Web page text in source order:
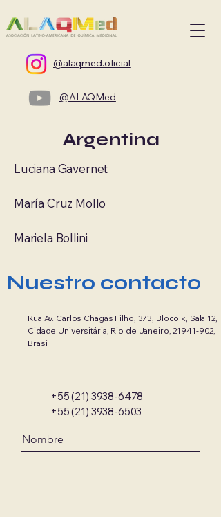
@alaqmed.oficial
@ALAQMed
Argentina
Luciana Gavernet
María Cruz Mollo
Mariela Bollini
Nuestro contacto
Rua Av. Carlos Chagas Filho, 373, Bloco k, Sala 12,
Cidade Universitária, Rio de Janeiro,21941-902,
Brasil
+55 (21) 3938-6478
+55 (21) 3938-6503
Nombre